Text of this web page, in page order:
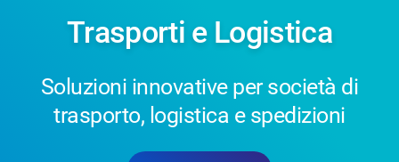
Trasporti e Logistica
Soluzioni innovative per società di
trasporto, logistica e spedizioni